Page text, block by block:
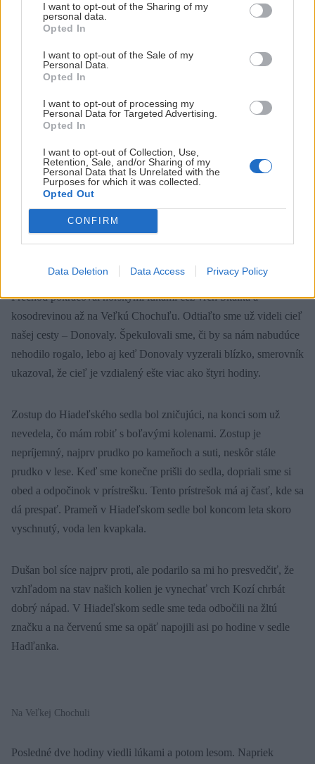
I want to opt-out of the Sharing of my
personal data.
Opted In
I want to opt-out of the Sale of my
Personal Data.
Opted In
I want to opt-out of processing my
Personal Data for Targeted Advertising.
Opted In
I want to opt-out of Collection, Use,
Retention, Sale, and/or Sharing of my
Personal Data that Is Unrelated with the
Purposes for which it was collected.
Opted Out
CONFIRM
Data Deletion Data Access Privacy Policy
Prechod pokračoval horskými lúkami cez vrch Skalka a
kosodrevinou až na Veľkú Chochuľu. Odtiaľto sme už videli cieľ
našej cesty – Donovaly. Špekulovali sme, či by sa nám nabudúce
nehodilo rogalo, lebo aj keď Donovaly vyzerali blízko, smerovník
ukazoval, že cieľ je vzdialený ešte viac ako štyri hodiny.
Zostup do Hiadeľského sedla bol zničujúci, na konci som už
nevedela, čo mám robiť s boľavými kolenami. Zostup je
nepríjemný, najprv prudko po kameňoch a suti, neskôr stále
prudko v lese. Keď sme konečne prišli do sedla, dopriali sme si
obed a odpočinok v prístrešku. Tento prístrešok má aj časť, kde sa
dá prespať. Prameň v Hiadeľskom sedle bol koncom leta skoro
vyschnutý, voda len kvapkala.
Dušan bol síce najprv proti, ale podarilo sa mi ho presvedčiť, že
vzhľadom na stav našich kolien je vynechať vrch Kozí chrbát
dobrý nápad. V Hiadeľskom sedle sme teda odbočili na žltú
značku a na červenú sme sa opäť napojili asi po hodine v sedle
Hadľanka.
Na Veľkej Chochuli
Posledné dve hodiny viedli lúkami a potom lesom. Napriek